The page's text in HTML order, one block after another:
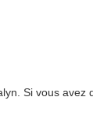
Si vous avez